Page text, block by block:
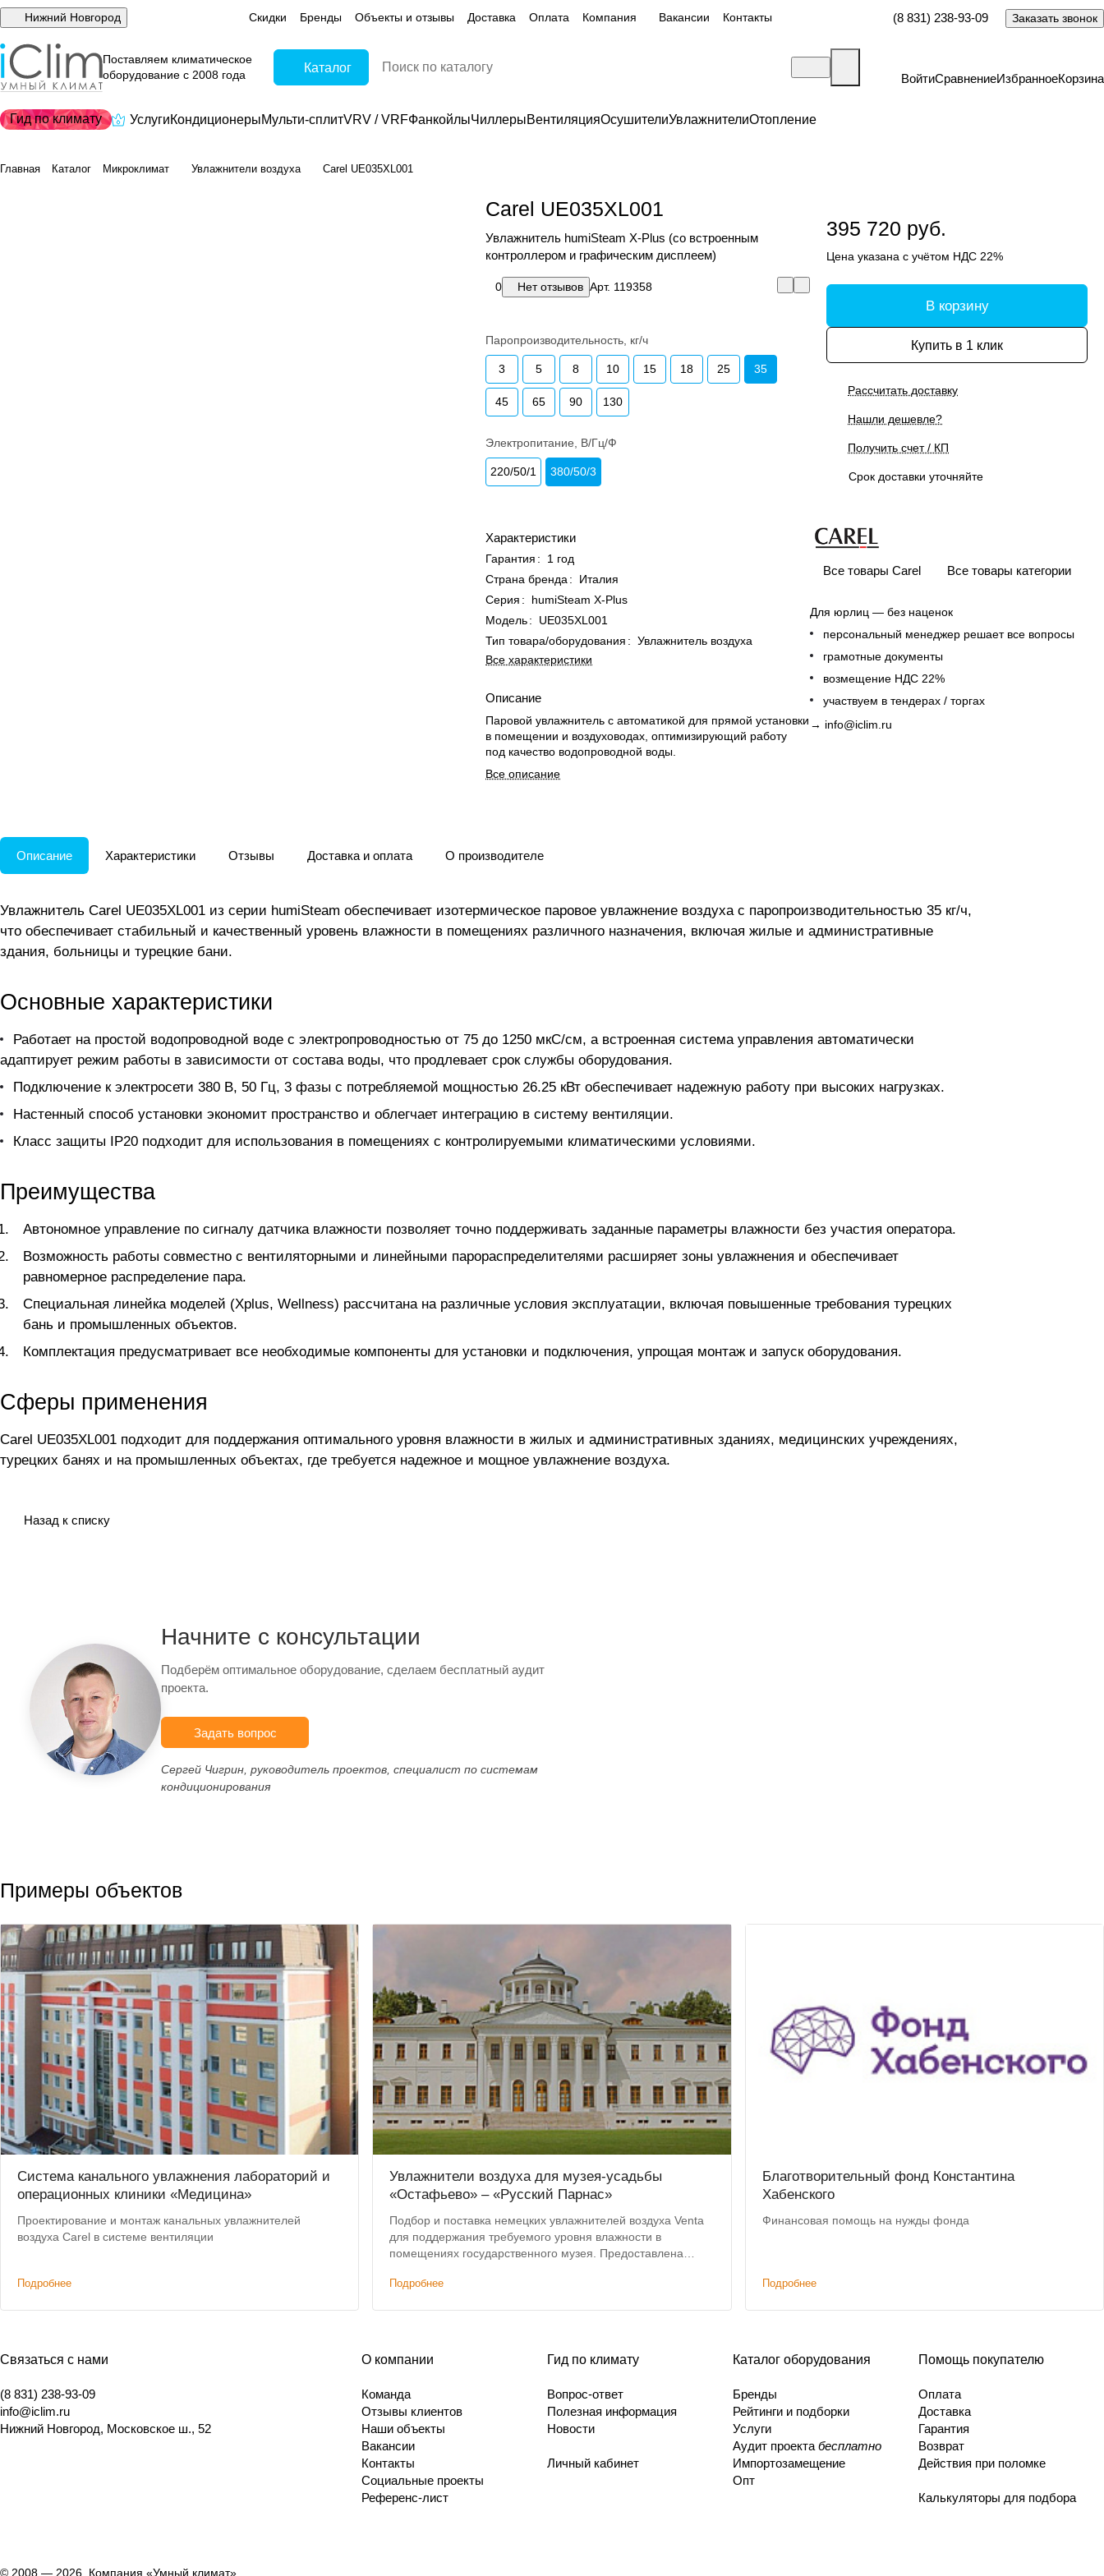
Нижний Новгород Скидки Бренды Объекты и отзывы Доставка Оплата Компания Вакансии Контакты (8 831) 238-93-09 Заказать звонок
Поставляем климатическое
оборудование с 2008 года
Каталог
ВойтиСравнениеИзбранноеКорзина
Гид по климату УслугиКондиционерыМульти-сплитVRV / VRFФанкойлыЧиллерыВентиляцияОсушителиУвлажнителиОтопление
Главная Каталог Микроклимат Увлажнители воздуха Carel UE035XL001
Carel UE035XL001
Увлажнитель humiSteam X-Plus (со встроенным
контроллером и графическим дисплеем)
0 Нет отзывов Арт. 119358
Паропроизводительность, кг/ч
3 5 8 10 15 18 25 35
45 65 90 130
Электропитание, В/Гц/Ф
220/50/1 380/50/3
Характеристики
Гарантия :
1 год
Страна бренда :
Италия
Серия :
humiSteam X-Plus
Модель:
UE035XL001
Тип товара/оборудования : Увлажнитель воздуха
Все характеристики
Описание
Паровой увлажнитель с автоматикой для прямой установки
в помещении и воздуховодах, оптимизирующий работу
под качество водопроводной воды.
Все описание
395 720 руб.
Цена указана с учётом НДС 22%
В корзину
Купить в 1 клик
Рассчитать доставку
Нашли дешевле?
Получить счет / КП
Срок доставки уточняйте
Все товары Carel Все товары категории
Для юрлиц — без наценок
персональный менеджер решает все вопросы
грамотные документы
возмещение НДС 22%
участвуем в тендерах / торгах
→ info@iclim.ru
Описание Характеристики Отзывы Доставка и оплата О производителе
Увлажнитель Carel UE035XL001 из серии humiSteam обеспечивает изотермическое паровое увлажнение воздуха с паропроизводительностью 35 кг/ч,
что обеспечивает стабильный и качественный уровень влажности в помещениях различного назначения, включая жилые и административные
здания, больницы и турецкие бани.
Основные характеристики
Работает на простой водопроводной воде с электропроводностью от 75 до 1250 мкС/см, а встроенная система управления автоматически
адаптирует режим работы в зависимости от состава воды, что продлевает срок службы оборудования.
Подключение к электросети 380 В, 50 Гц, 3 фазы с потребляемой мощностью 26.25 кВт обеспечивает надежную работу при высоких нагрузках.
Настенный способ установки экономит пространство и облегчает интеграцию в систему вентиляции.
Класс защиты IP20 подходит для использования в помещениях с контролируемыми климатическими условиями.
Преимущества
Автономное управление по сигналу датчика влажности позволяет точно поддерживать заданные параметры влажности без участия оператора.
Возможность работы совместно с вентиляторными и линейными парораспределителями расширяет зоны увлажнения и обеспечивает
равномерное распределение пара.
Специальная линейка моделей (Xplus, Wellness) рассчитана на различные условия эксплуатации, включая повышенные требования турецких
бань и промышленных объектов.
Комплектация предусматривает все необходимые компоненты для установки и подключения, упрощая монтаж и запуск оборудования.
Сферы применения
Carel UE035XL001 подходит для поддержания оптимального уровня влажности в жилых и административных зданиях, медицинских учреждениях,
турецких банях и на промышленных объектах, где требуется надежное и мощное увлажнение воздуха.
Назад к списку
Начните с консультации
Подберём оптимальное оборудование, сделаем бесплатный аудит
проекта.
Задать вопрос
Сергей Чигрин, руководитель проектов, специалист по системам
кондиционирования
Примеры объектов
Система канального увлажнения лабораторий и
операционных клиники «Медицина»
Проектирование и монтаж канальных увлажнителей
воздуха Carel в системе вентиляции
Подробнее
Увлажнители воздуха для музея-усадьбы
«Остафьево» – «Русский Парнас»
Подбор и поставка немецких увлажнителей воздуха Venta
для поддержания требуемого уровня влажности в
помещениях государственного музея. Предоставлена
Подробнее
Благотворительный фонд Константина
Хабенского
Финансовая помощь на нужды фонда
Подробнее
Связаться с нами
(8 831) 238-93-09
info@iclim.ru
Нижний Новгород, Московское ш., 52
О компании
Команда
Отзывы клиентов
Наши объекты
Вакансии
Контакты
Социальные проекты
Референс-лист
Гид по климату
Вопрос-ответ
Полезная информация
Новости
Личный кабинет
Каталог оборудования
Бренды
Рейтинги и подборки
Услуги
Аудит проекта бесплатно
Импортозамещение
Опт
Помощь покупателю
Оплата
Доставка
Гарантия
Возврат
Действия при поломке
Калькуляторы для подбора
© 2008 — 2026, Компания «Умный климат»